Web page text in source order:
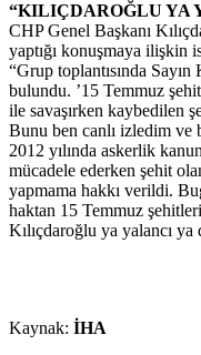
“KILIÇDAROĞLU YA
CHP Genel Başkanı
yaptığı konuşmaya ilişkin
“Grup toplantısında
bulundu. ’15 Temmuz
ile savaşırken kaybedilen
Bunu ben canlı izledim ve
2012 yılında askerlik
mücadele ederken şehit
yapmama hakkı verildi.
haktan 15 Temmuz
Kılıçdaroğlu ya yalancı ya
Kaynak: İHA